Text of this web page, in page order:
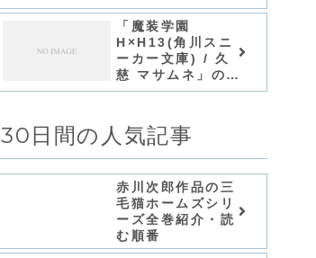
「魔装学園
H×H13(角川スニ
ーカー文庫) / 久
慈 マサムネ」の感
想
30日間の人気記事
赤川次郎作品の三
毛猫ホームズシリ
ーズ全巻紹介・読
む順番